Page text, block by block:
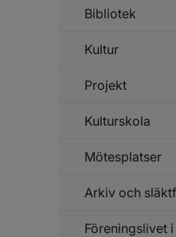
Bibliotek
Kultur
Projekt
Kulturskola
Mötesplatser
Arkiv och
Föreningslivet